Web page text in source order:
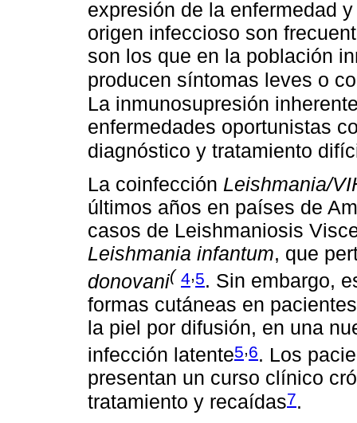
expresión de la enfermedad
origen infeccioso son
son los que en la población
producen síntomas leves o
La inmunosupresión
enfermedades oportunistas
diagnóstico y tratamiento
La coinfección Leishmania/
últimos años en países de
casos de Leishmaniosis
Leishmania infantum, que
donovani( 4,5. Sin embargo,
formas cutáneas en
la piel por difusión, en una
infección latente5 6. Los
presentan un curso clínico
tratamiento y recaídas7.